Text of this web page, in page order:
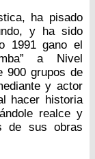
ha pisado
y ha sido
1991 gano el
a Nivel
900 grupos de
y actor
hacer historia
realce y
de sus obras